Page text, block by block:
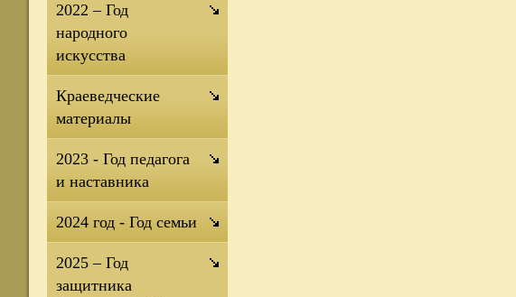
2022 – Год
народного
искусства
Краеведческие
материалы
2023 - Год педагога
и наставника
2024 год - Год семьи
2025 – Год
защитника